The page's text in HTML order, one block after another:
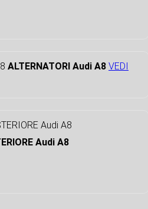
ALTERNATORI Audi A8 VEDI
Audi A8